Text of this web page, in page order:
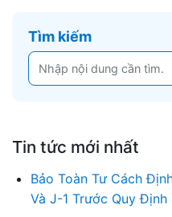
Tìm kiếm
Tin tức mới nhất
Bảo Toàn Tư Cách
Và J-1 Trước Quy